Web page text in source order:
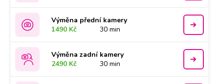
Výměna přední kamery
1490 Kč
30 min
Výměna zadní kamery
2490 Kč
30 min